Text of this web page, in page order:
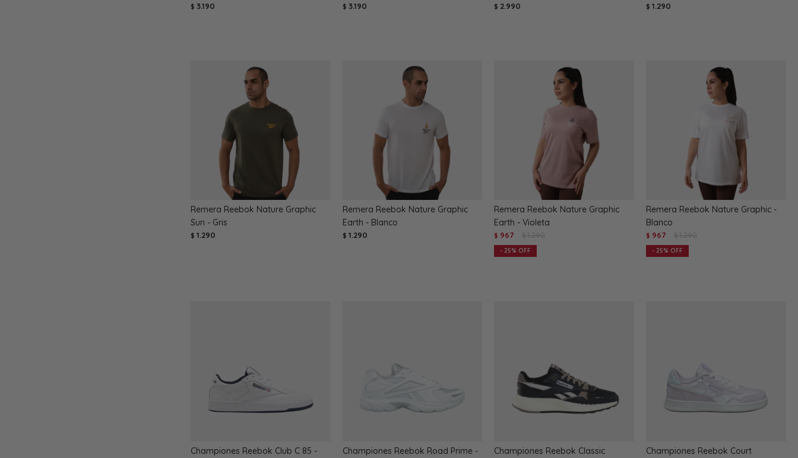
$ 3.190 $ 3.190 $ 2.990 $ 1.290
Remera Reebok Nature Graphic
Sun - Gris
$ 1.290
Remera Reebok Nature Graphic
Earth - Blanco
$ 1.290
Remera Reebok Nature Graphic
Earth - Violeta
$ 967 $ 1.290
25
Remera Reebok Nature Graphic -
Blanco
$ 967 $ 1.290
25
Championes Reebok Club C 85 -
Championes Reebok Road Prime -
Championes Reebok Classic
Championes Reebok Court